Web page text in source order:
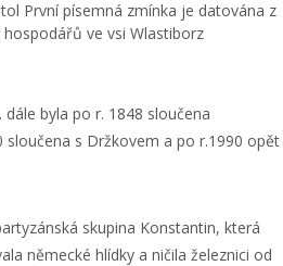
První písemná zmínka je datována z
ve vsi Wlastiborz
byla po r. 1848 sloučena
s Držkovem a po r.1990 opět
skupina Konstantin, která
německé hlídky a ničila železnici od